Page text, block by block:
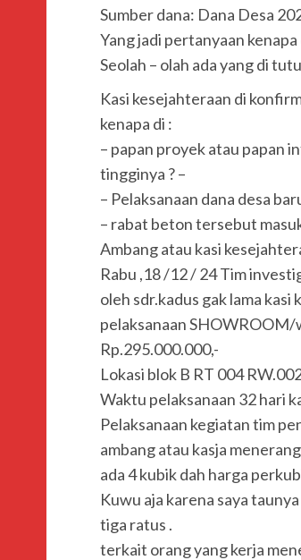
Sumber dana: Dana Desa
Yang jadi pertanyaan
Seolah – olah ada yang di
Kasi kesejahteraan di
kenapa di :
– papan proyek atau papan
tingginya ? –
– Pelaksanaan dana desa
– rabat beton tersebut
Ambang atau kasi
Rabu ,18 /12 / 24 Tim
oleh sdr.kadus gak lama
pelaksanaan SHOWROOM/
Rp.295.000.000,-
Lokasi blok B RT 004
Waktu pelaksanaan 32 hari
Pelaksanaan kegiatan tim
ambang atau kasja
ada 4 kubik dah harga
Kuwu aja karena saya
tiga ratus .
terkait orang yang kerja